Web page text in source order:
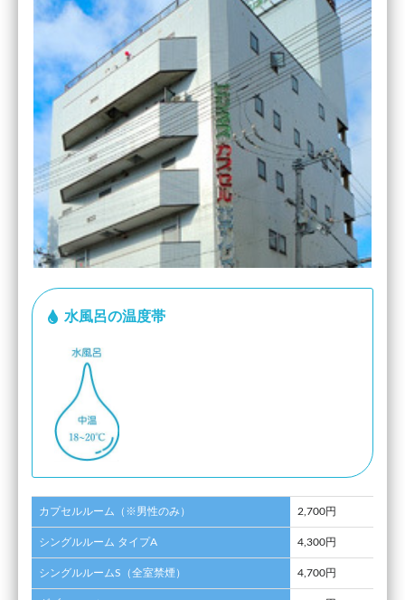
水風呂の温度帯
カプセルルーム（※男性のみ） 2,700円
シングルルーム タイプA 4,300円
シングルルームS（全室禁煙） 4,700円